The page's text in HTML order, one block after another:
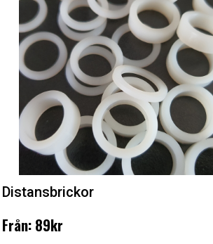
Distansbrickor
Från: 89kr